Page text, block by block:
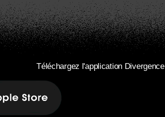
Téléchargez l'application Divergence